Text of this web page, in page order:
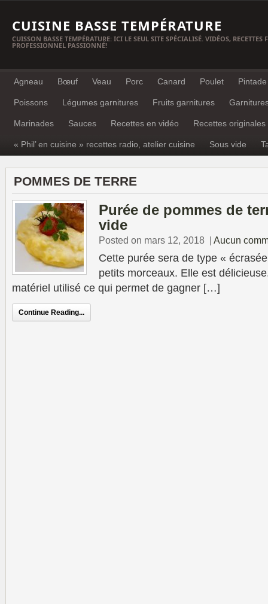
CUISINE BASSE TEMPÉRATURE
CUISSON BASSE TEMPÉRATURE: ICI LE SEUL SITE SPÉCIALISÉ. VIDÉOS, RECETTES
PROFESSIONNEL PASSIONNÉ!
Agneau Bœuf Veau Porc Canard Poulet Pintade
Poissons Légumes garnitures Fruits garnitures
Marinades Sauces Recettes en vidéo Recettes originales
« Phil’ en cuisine » recettes radio, atelier cuisine Sous vide
POMMES DE TERRE
Purée de pommes de
vide
Posted on mars 12, 2018 | Aucun
Cette purée sera de type «
petits morceaux. Elle est
matériel utilisé ce qui permet de gagner […]
Continue Reading...